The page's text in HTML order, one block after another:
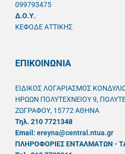
099793475
Δ.Ο.Υ.
ΚΕΦΟΔΕ ΑΤΤΙΚΗΣ
ΕΠΙΚΟΙΝΩΝΙΑ
ΕΙΔΙΚΟΣ ΛΟΓΑΡΙΑΣΜΟΣ
ΗΡΩΩΝ ΠΟΛΥΤΕΧΝΕΙΟΥ 9,
ΖΩΓΡΑΦΟΥ, 15772 ΑΘΗΝΑ
Τηλ. 210 7721348
Email: ereyna@central.ntua.gr
ΠΛΗΡΟΦΟΡΙΕΣ ΕΝΤΑΛΜΑΤΩΝ -